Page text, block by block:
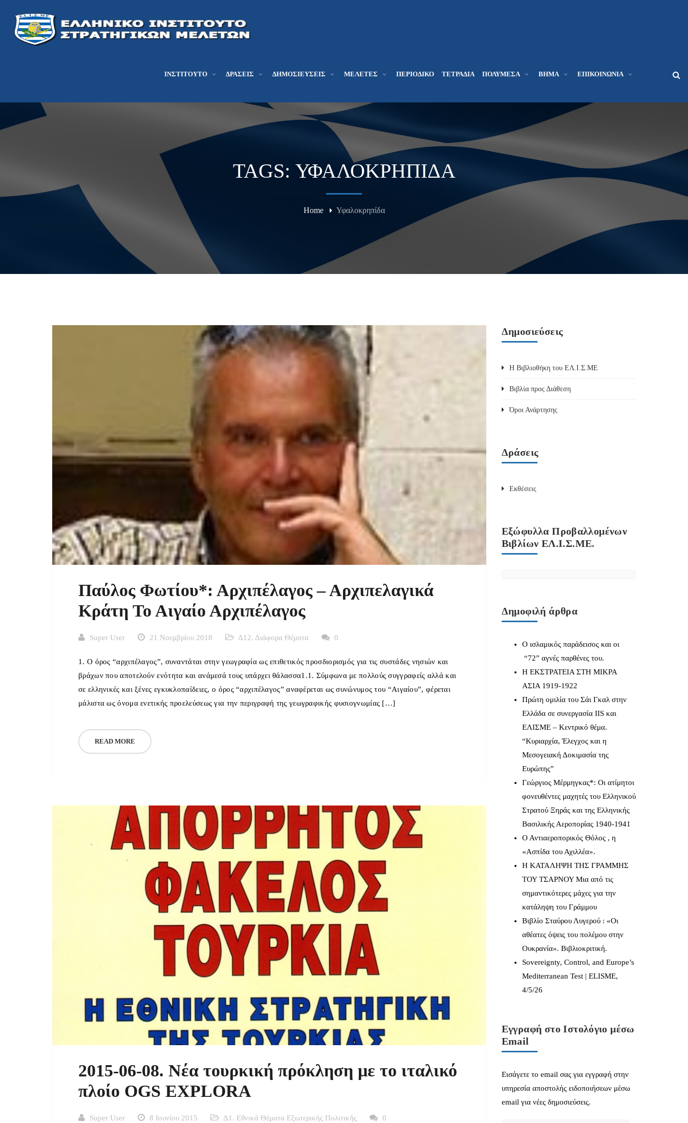
ΙΝΣΤΙΤΟΎΤΟ ΔΡΆΣΕΙΣ ΔΗΜΟΣΙΕΎΣΕΙΣ ΜΕΛΕΤΕΣ ΠΕΡΙΟΔΙΚΌ ΤΕΤΡΆΔΙΑ ΠΟΛΥΜΈΣΑ ΒΉΜΑ ΕΠΙΚΟΙΝΩΝΊΑ
TAGS: ΥΦΑΛΟΚΡΗΠΊΔΑ
Home Υφαλοκρηπίδα
Παύλος Φωτίου*: Αρχιπέλαγος – Αρχιπελαγικά
Κράτη Το Αιγαίο Αρχιπέλαγος
Super User 21 Νοεμβρίου 2018 Δ12. Διάφορα Θέματα 0
1. Ο όρος “αρχιπέλαγος”, συναντάται στην γεωγραφία ως επιθετικός προσδιορισμός για τις συστάδες νησιών και
βράχων που αποτελούν ενότητα και ανάμεσά τους υπάρχει θάλασσα1.1. Σύμφωνα με πολλούς συγγραφείς αλλά και
σε ελληνικές και ξένες εγκυκλοπαίδειες, ο όρος “αρχιπέλαγος” αναφέρεται ως συνώνυμος του “Αιγαίου”, φέρεται
μάλιστα ως όνομα ενετικής προελεύσεως για την περιγραφή της γεωγραφικής φυσιογνωμίας […]
READ MORE
2015-06-08. Νέα τουρκική πρόκληση με το ιταλικό
πλοίο OGS EXPLORA
Super User 8 Ιουνίου 2015 Δ1. Εθνικά Θέματα Εξωτερικής Πολιτικής 0
Δημοσιεύσεις
Η Βιβλιοθήκη του ΕΛ.Ι.Σ.ΜΕ
Βιβλία προς Διάθεση
Όροι Ανάρτησης
Δράσεις
Εκθέσεις
Εξώφυλλα Προβαλλομένων
Βιβλίων ΕΛ.Ι.Σ.ΜΕ.
Δημοφιλή άρθρα
Ο ισλαμικός παράδεισος και οι
“72” αγνές παρθένες του.
Η ΕΚΣΤΡΑΤΕΙΑ ΣΤΗ ΜΙΚΡΑ
ΑΣΙΑ 1919-1922
Πρώτη ομιλία του Σάι Γκαλ στην
Ελλάδα σε συνεργασία IIS και
ΕΛΙΣΜΕ – Κεντρικό θέμα.
“Κυριαρχία, Έλεγχος και η
Μεσογειακή Δοκιμασία της
Ευρώπης”
Γεώργιος Μέρμηγκας*: Οι ατίμητοι
φονευθέντες μαχητές του Ελληνικού
Στρατού Ξηράς και της Ελληνικής
Βασιλικής Αεροπορίας 1940-1941
Ο Αντιαεροπορικός Θόλος , η
«Ασπίδα του Αχιλλέα».
Η ΚΑΤΑΛΗΨΗ ΤΗΣ ΓΡΑΜΜΗΣ
ΤΟΥ ΤΣΑΡΝΟΥ Μια από τις
σημαντικότερες μάχες για την
κατάληψη του Γράμμου
Βιβλίο Σταύρου Λυγερού : «Οι
αθέατες όψεις του πολέμου στην
Ουκρανία». Βιβλιοκριτική.
Sovereignty, Control, and Europe’s
Mediterranean Test | ELISME,
4/5/26
Εγγραφή στο Ιστολόγιο μέσω
Email
Εισάγετε το email σας για εγγραφή στην
υπηρεσία αποστολής ειδοποιήσεων μέσω
email για νέες δημοσιεύσεις.